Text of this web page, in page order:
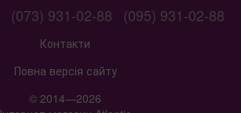
(073) 931-02-88 (095) 931-02-88
Контакти
Повна версія сайту
© 2014—2026